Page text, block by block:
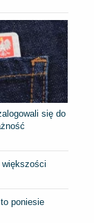
się do
poniesie